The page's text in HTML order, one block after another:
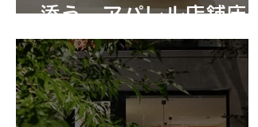
添う、アパレル店舗床の
左官仕上げ